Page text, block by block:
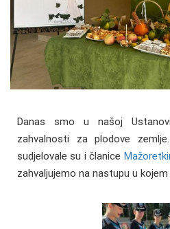
Danas smo u našoj
zahvalnosti za plodove
sudjelovale su i članice
zahvaljujemo na nastupu u